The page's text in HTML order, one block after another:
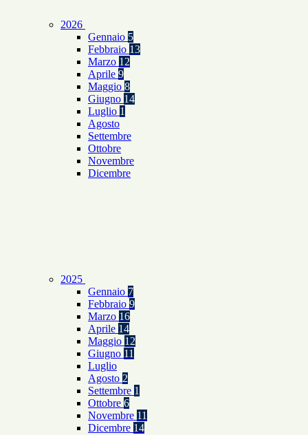
2026
Gennaio 5
Febbraio 13
Marzo 12
Aprile 9
Maggio 8
Giugno 14
Luglio 1
Agosto
Settembre
Ottobre
Novembre
Dicembre
2025
Gennaio 7
Febbraio 9
Marzo 16
Aprile 14
Maggio 12
Giugno 11
Luglio
Agosto 2
Settembre 1
Ottobre 6
Novembre 11
Dicembre 14